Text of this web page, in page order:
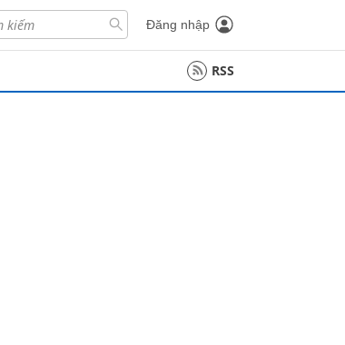
Đăng nhập
RSS